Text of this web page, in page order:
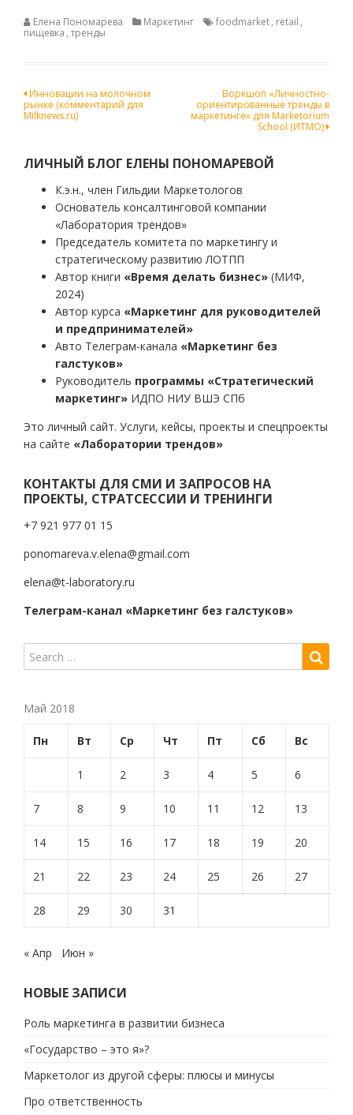
Елена Пономарева Маркетинг foodmarket, retail ,
пищевка , тренды
Навигация
по
Инновации на молочном
рынке (комментарий для
Milknews.ru)
Воркшоп «Личностно-
ориентированные тренды в
маркетинге» для Marketorium
School (ИТМО)
ЛИЧНЫЙ БЛОГ ЕЛЕНЫ ПОНОМАРЕВОЙ
К.э.н., член Гильдии Маркетологов
Основатель консалтинговой компании
«Лаборатория трендов»
Председатель комитета по маркетингу и
стратегическому развитию ЛОТПП
Автор книги «Время делать бизнес» (МИФ,
2024)
Автор курса «Маркетинг для руководителей
и предпринимателей»
Авто Телеграм-канала «Маркетинг без
галстуков»
Руководитель программы «Стратегический
маркетинг» ИДПО НИУ ВШЭ СПб
Это личный сайт. Услуги, кейсы, проекты и спецпроекты
на сайте «Лаборатории трендов»
КОНТАКТЫ ДЛЯ СМИ И ЗАПРОСОВ НА
ПРОЕКТЫ, СТРАТСЕССИИ И ТРЕНИНГИ
+7 921 977 01 15
ponomareva.v.elena@gmail.com
elena@t-laboratory.ru
Телеграм-канал «Маркетинг без галстуков»
Май 2018
Пн Вт Ср Чт Пт Сб Вс
1 2 3 4 5 6
7 8 9 10 11 12 13
14 15 16 17 18 19 20
21 22 23 24 25 26 27
28 29 30 31
« Апр Июн »
НОВЫЕ ЗАПИСИ
Роль маркетинга в развитии бизнеса
«Государство – это я»?
Маркетолог из другой сферы: плюсы и минусы
Про ответственность